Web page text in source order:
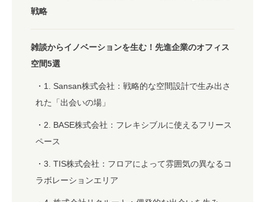
戦略
雑談からイノベーションを生む！先進企業のオフィス
空間5選
1. Sansan株式会社：戦略的な空間設計で生み出さ
れた「出会いの場」
2. BASE株式会社：フレキシブルに使えるフリース
ペース
3. TIS株式会社：フロアによって雰囲気の異なるコ
ラボレーションエリア